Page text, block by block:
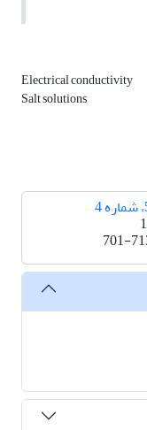
Electrical conductivity
Salt solutions
701-